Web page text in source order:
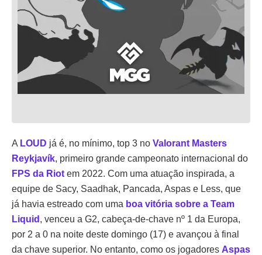
A LOUD já é, no mínimo, top 3 no Valorant Masters
Reykjavík, primeiro grande campeonato internacional do
FPS da Riot em 2022. Com uma atuação inspirada, a
equipe de Sacy, Saadhak, Pancada, Aspas e Less, que
já havia estreado com uma boa vitória sobre a Team
Liquid , venceu a G2, cabeça-de-chave nº 1 da Europa,
por 2 a 0 na noite deste domingo (17) e avançou à final
da chave superior. No entanto, como os jogadores Aspas